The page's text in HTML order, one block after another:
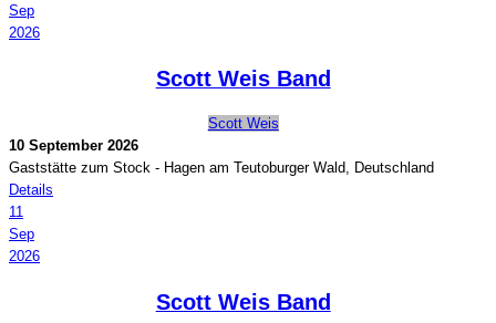
Sep
2026
Scott Weis Band
Scott Weis
10 September 2026
Gaststätte zum Stock - Hagen am Teutoburger Wald, Deutschland
Details
11
Sep
2026
Scott Weis Band